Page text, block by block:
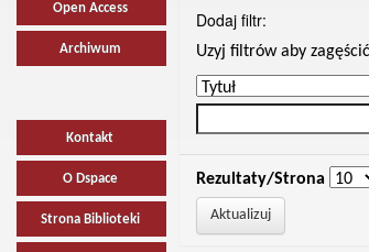
Open Access
Archiwum
Kontakt
O Dspace
Strona Biblioteki
Dodaj filtr:
Uzyj filtrów aby
Rezultaty/Strona